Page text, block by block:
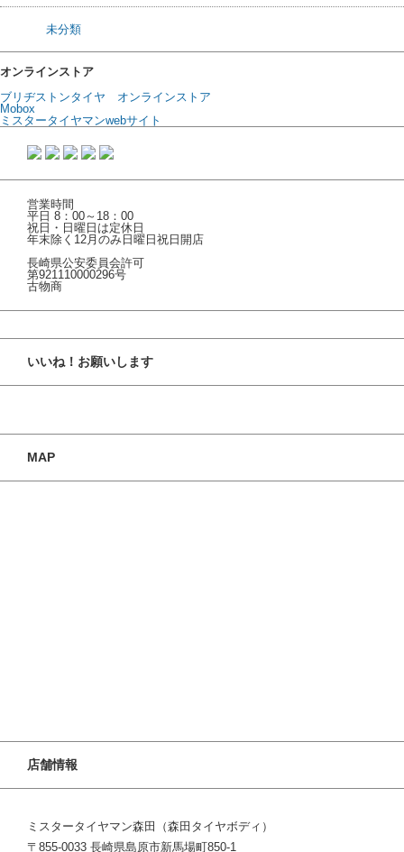
未分類
オンラインストア
ブリヂストンタイヤ オンラインストア
Mobox
ミスタータイヤマンwebサイト
営業時間
平日 8：00～18：00
祝日・日曜日は定休日
年末除く12月のみ日曜日祝日開店
長崎県公安委員会許可
第921110000296号
古物商
いいね！お願いします
MAP
店舗情報
ミスタータイヤマン森田（森田タイヤボディ）
〒855-0033 長崎県島原市新馬場町850-1